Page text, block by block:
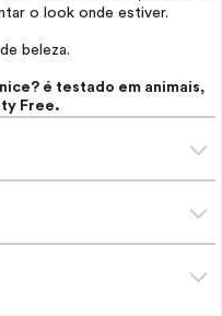
o look onde estiver.
beleza.
é testado em animais,
Free.